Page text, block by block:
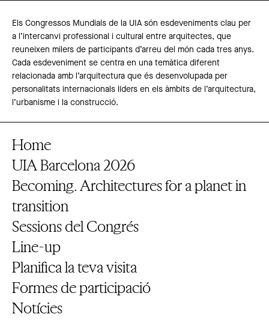
Els Congressos Mundials de la UIA són esdeveniments clau per
a l’intercanvi professional i cultural entre arquitectes, que
reuneixen milers de participants d’arreu del món cada tres anys.
Cada esdeveniment se centra en una temàtica diferent
relacionada amb l’arquitectura que és desenvolupada per
personalitats internacionals líders en els àmbits de l’arquitectura,
l’urbanisme i la construcció.
Home
UIA Barcelona 2026
Becoming. Architectures for a planet in
transition
Sessions del Congrés
Line-up
Planifica la teva visita
Formes de participació
Notícies